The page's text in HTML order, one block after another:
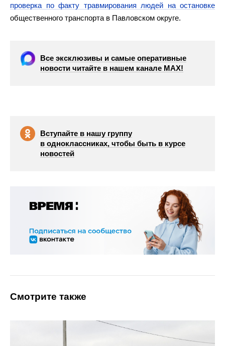
проверка по факту травмирования людей на остановке
общественного транспорта в Павловском округе.
Все эксклюзивы и самые оперативные
новости читайте в нашем канале МАХ!
Вступайте в нашу группу
в одноклассниках, чтобы быть в курсе
новостей
Смотрите также